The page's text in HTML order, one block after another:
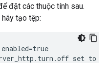
đặt các thuộc tính sau.
tạo tệp: